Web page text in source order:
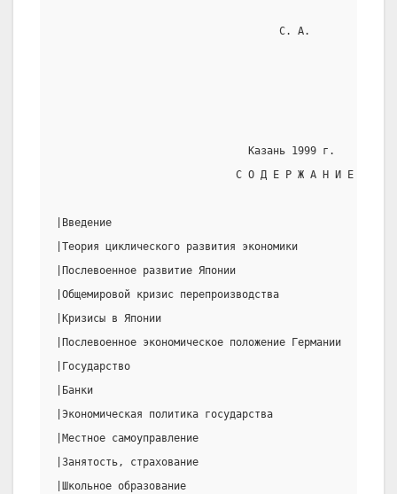
                                    С. А.
                               Казань 1999 г.
                             С О Д Е Р Ж А Н И Е
|Введение
|Теория циклического развития экономики
|Послевоенное развитие Японии
|Общемировой кризис перепроизводства
|Кризисы в Японии
|Послевоенное экономическое положение Германии
|Государство
|Банки
|Экономическая политика государства
|Местное самоуправление
|Занятость, страхование
|Школьное образование